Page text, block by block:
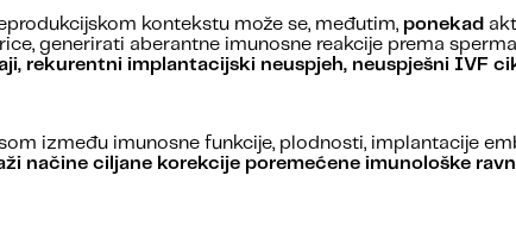
kontekstu može se, međutim, ponekad
generirati aberantne imunosne reakcije prema
rekurentni implantacijski neuspjeh, neuspješni IVF
između imunosne funkcije, plodnosti, implantacije
načine ciljane korekcije poremećene imunološke